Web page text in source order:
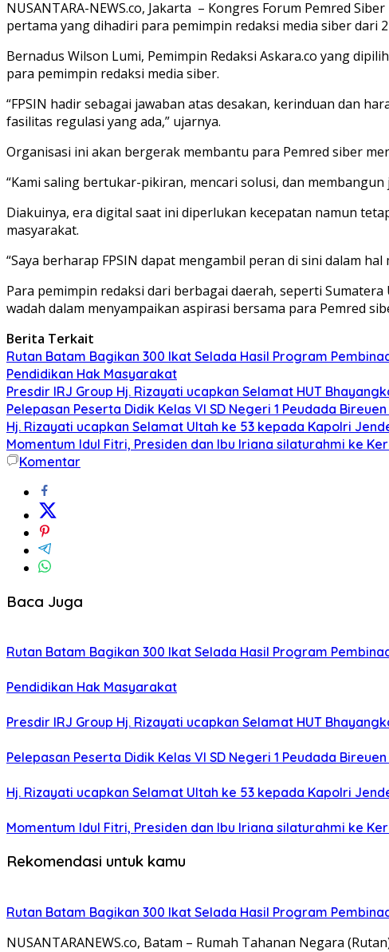
NUSANTARA-NEWS.co, Jakarta – Kongres Forum Pemred
pertama yang dihadiri para pemimpin redaksi media siber dari
Bernadus Wilson Lumi, Pemimpin Redaksi Askara.co yang
para pemimpin redaksi media siber.
“FPSIN hadir sebagai jawaban atas desakan, kerinduan dan
fasilitas regulasi yang ada,” ujarnya.
Organisasi ini akan bergerak membantu para Pemred siber
“Kami saling bertukar-pikiran, mencari solusi, dan
Diakuinya, era digital saat ini diperlukan kecepatan namun
masyarakat.
“Saya berharap FPSIN dapat mengambil peran di sini dalam
Para pemimpin redaksi dari berbagai daerah, seperti
wadah dalam menyampaikan aspirasi bersama para Pemred
Berita Terkait
Rutan Batam Bagikan 300 Ikat Selada Hasil Program
Pendidikan Hak Masyarakat
Presdir IRJ Group Hj. Rizayati ucapkan Selamat HUT
Pelepasan Peserta Didik Kelas VI SD Negeri 1 Peudada
Hj. Rizayati ucapkan Selamat Ultah ke 53 kepada Kapolri
Momentum Idul Fitri, Presiden dan Ibu Iriana silaturahmi ke
Komentar
Baca Juga
Rutan Batam Bagikan 300 Ikat Selada Hasil Program
Pendidikan Hak Masyarakat
Presdir IRJ Group Hj. Rizayati ucapkan Selamat HUT
Pelepasan Peserta Didik Kelas VI SD Negeri 1 Peudada
Hj. Rizayati ucapkan Selamat Ultah ke 53 kepada Kapolri
Momentum Idul Fitri, Presiden dan Ibu Iriana silaturahmi ke
Rekomendasi untuk kamu
Rutan Batam Bagikan 300 Ikat Selada Hasil Program
NUSANTARANEWS.co, Batam – Rumah Tahanan Negara